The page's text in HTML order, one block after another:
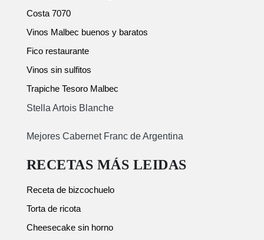
Costa 7070
Vinos Malbec buenos y baratos
Fico restaurante
Vinos sin sulfitos
Trapiche Tesoro Malbec
Stella Artois Blanche
Mejores Cabernet Franc de Argentina
RECETAS MÁS LEIDAS
Receta de bizcochuelo
Torta de ricota
Cheesecake sin horno